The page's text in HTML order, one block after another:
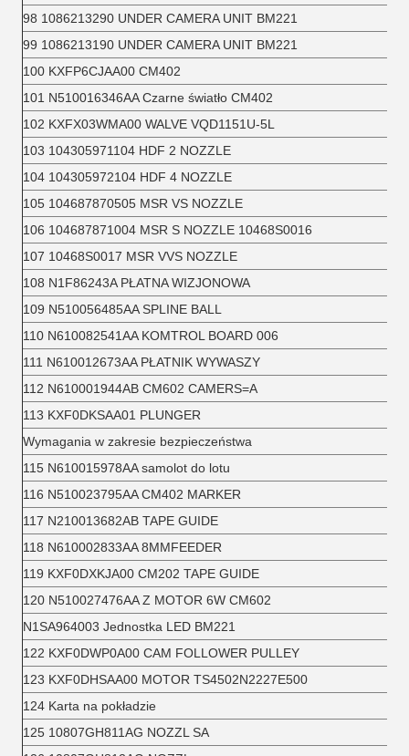
98 1086213290 UNDER CAMERA UNIT BM221
99 1086213190 UNDER CAMERA UNIT BM221
100 KXFP6CJAA00 CM402
101 N510016346AA Czarne światło CM402
102 KXFX03WMA00 WALVE VQD1151U-5L
103 104305971104 HDF 2 NOZZLE
104 104305972104 HDF 4 NOZZLE
105 104687870505 MSR VS NOZZLE
106 104687871004 MSR S NOZZLE 10468S0016
107 10468S0017 MSR VVS NOZZLE
108 N1F86243A PŁATNA WIZJONOWA
109 N510056485AA SPLINE BALL
110 N610082541AA KOMTROL BOARD 006
111 N610012673AA PŁATNIK WYWASZY
112 N610001944AB CM602 CAMERS=A
113 KXF0DKSAA01 PLUNGER
Wymagania w zakresie bezpieczeństwa
115 N610015978AA samolot do lotu
116 N510023795AA CM402 MARKER
117 N210013682AB TAPE GUIDE
118 N610002833AA 8MMFEEDER
119 KXF0DXKJA00 CM202 TAPE GUIDE
120 N510027476AA Z MOTOR 6W CM602
N1SA964003 Jednostka LED BM221
122 KXF0DWP0A00 CAM FOLLOWER PULLEY
123 KXF0DHSAA00 MOTOR TS4502N2227E500
124 Karta na pokładzie
125 10807GH811AG NOZZL SA